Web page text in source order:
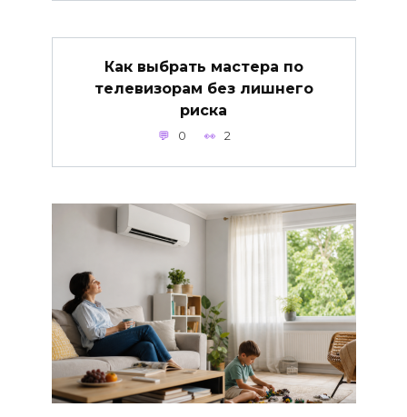
Как выбрать мастера по
телевизорам без лишнего
риска
0 2